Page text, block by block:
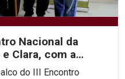
Nacional da
Clara, com a
do III Encontro